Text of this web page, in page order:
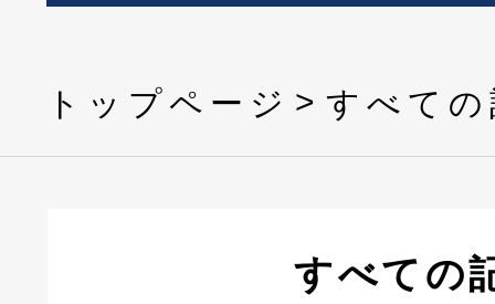
トップページ すべて
すべての